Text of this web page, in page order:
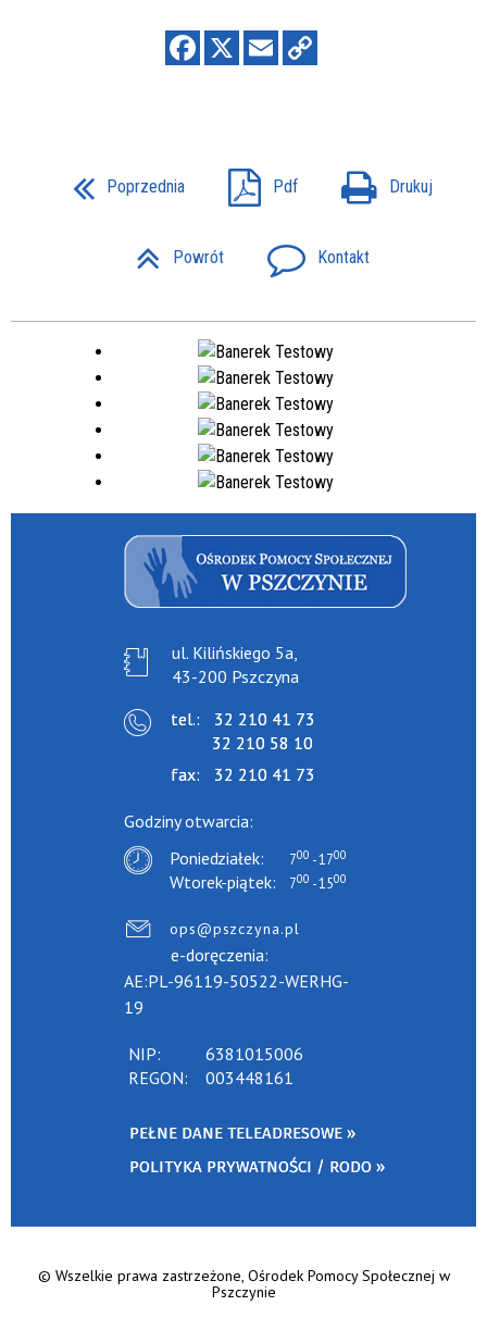
Poprzednia Pdf Drukuj
Powrót Kontakt
ul. Kilińskiego 5a,
43-200 Pszczyna
tel.:
32 210 41 73
32 210 58 10
fax:
32 210 41 73
Godziny otwarcia:
Poniedziałek:
700 - 1700
Wtorek-piątek: 700 - 1500
ops@pszczyna.pl
e-doręczenia:
AE:PL-96119-50522-WERHG-
19
NIP:
6381015006
REGON:
003448161
PEŁNE DANE TELEADRESOWE »
POLITYKA PRYWATNOŚCI / RODO »
© Wszelkie prawa zastrzeżone, Ośrodek Pomocy Społecznej w
Pszczynie